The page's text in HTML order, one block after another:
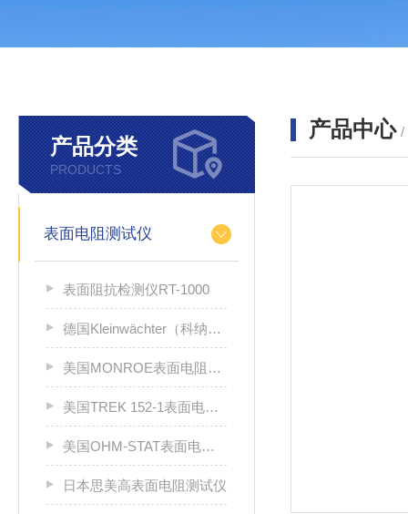
产品分类
PRODUCTS
表面电阻测试仪
表面阻抗检测仪RT-1000
德国Kleinwächter（科纳沃茨特）
美国MONROE表面电阻测试仪
美国TREK 152-1表面电阻测试仪
美国OHM-STAT表面电阻测试仪
日本思美高表面电阻测试仪
产品中心 /